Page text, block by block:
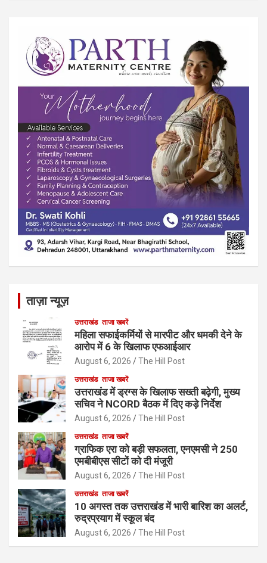
ताज़ा न्यूज़
उत्तराखंड ताजा खबरें
महिला सफाईकर्मियों से मारपीट और धमकी देने के
आरोप में 6 के खिलाफ एफआईआर
August 6, 2026 The Hill Post
उत्तराखंड ताजा खबरें
उत्तराखंड में ड्रग्स के खिलाफ सख्ती बढ़ेगी, मुख्य
सचिव ने NCORD बैठक में दिए कड़े निर्देश
August 6, 2026 The Hill Post
उत्तराखंड ताजा खबरें
ग्राफिक एरा को बड़ी सफलता, एनएमसी ने 250
एमबीबीएस सीटों को दी मंजूरी
August 6, 2026 The Hill Post
उत्तराखंड ताजा खबरें
10 अगस्त तक उत्तराखंड में भारी बारिश का अलर्ट,
रुद्रप्रयाग में स्कूल बंद
August 6, 2026 The Hill Post